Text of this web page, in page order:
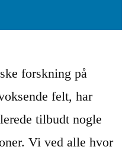
forskning på
felt, har
tilbudt nogle
Vi ved alle hvor